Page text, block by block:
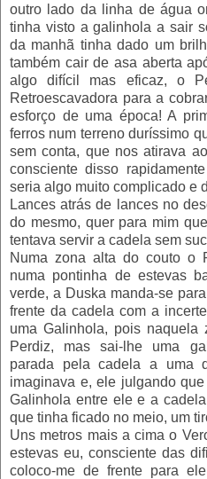
outro lado da linha de água
tinha visto a galinhola a sair
da manhã tinha dado um
também cair de asa aberta
algo difícil mas eficaz, o
Retroescavadora para a
esforço de uma época! A
ferros num terreno duríssimo
sem conta, que nos atirava
consciente disso
seria algo muito complicado e
Lances atrás de lances no
do mesmo, quer para mim
tentava servir a cadela sem
Numa zona alta do couto o
numa pontinha de estevas
verde, a Duska manda-se
frente da cadela com a
uma Galinhola, pois
Perdiz, mas sai-lhe uma
parada pela cadela a uma
imaginava e, ele julgando
Galinhola entre ele e a
que tinha ficado no meio, um
Uns metros mais a cima o
estevas eu, consciente das
coloco-me de frente para